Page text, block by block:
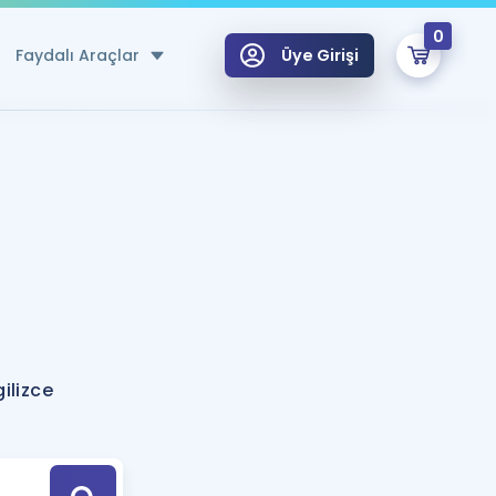
Faydalı Araçlar
Hesaplama Aracı
için Öneriler
Tek Takvimde
Üye Girişi
0